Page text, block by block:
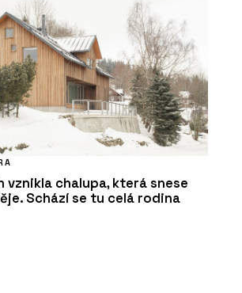
vznikla chalupa, která snese
Schází se tu celá rodina